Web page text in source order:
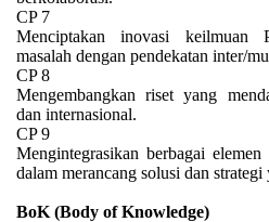
CP 7
Menciptakan inovasi keilmuan
masalah dengan pendekatan inter/
CP 8
Mengembangkan riset yang
dan internasional.
CP 9
Mengintegrasikan berbagai
dalam merancang solusi dan
BoK (Body of Knowledge)